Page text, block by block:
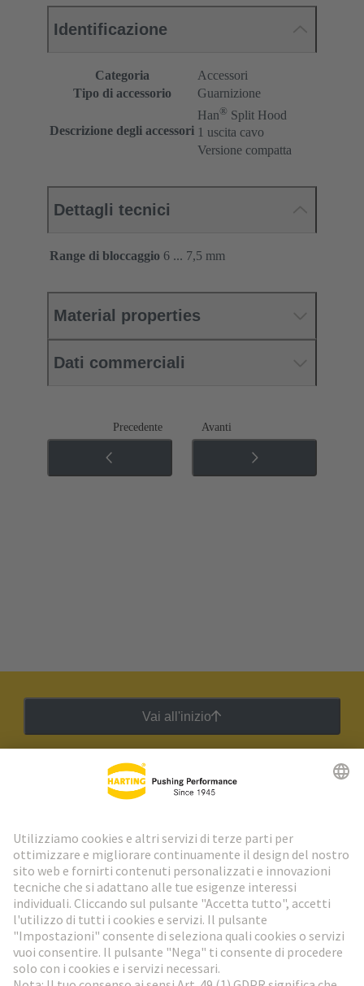
Identificazione
Categoria
Accessori
Tipo di accessorio
Guarnizione
Descrizione degli accessori
Han® Split Hood
1 uscita cavo
Versione compatta
Dettagli tecnici
Range di bloccaggio 6 ... 7,5 mm
Material properties
Dati commerciali
Precedente Avanti
Vai all'inizio
Newsletter HARTING
Vai al registrazione
Social Media